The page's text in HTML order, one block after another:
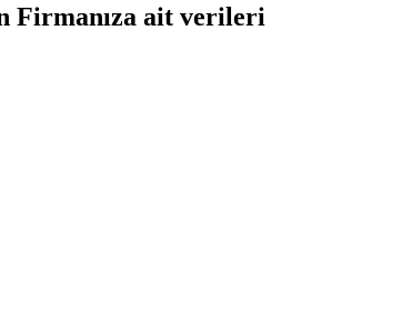
Firmanıza ait verileri